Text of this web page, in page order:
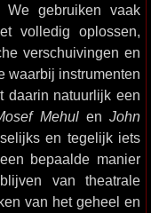
gebruiken vaak
volledig oplossen,
verschuivingen en
waarbij instrumenten
daarin natuurlijk een
MehulenJohn
en tegelijk iets
bepaalde manier
van theatrale
van het geheel en